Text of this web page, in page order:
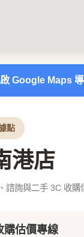
啟 Google Maps
點
港店
諮詢與二手 3C 收購
購估價專線